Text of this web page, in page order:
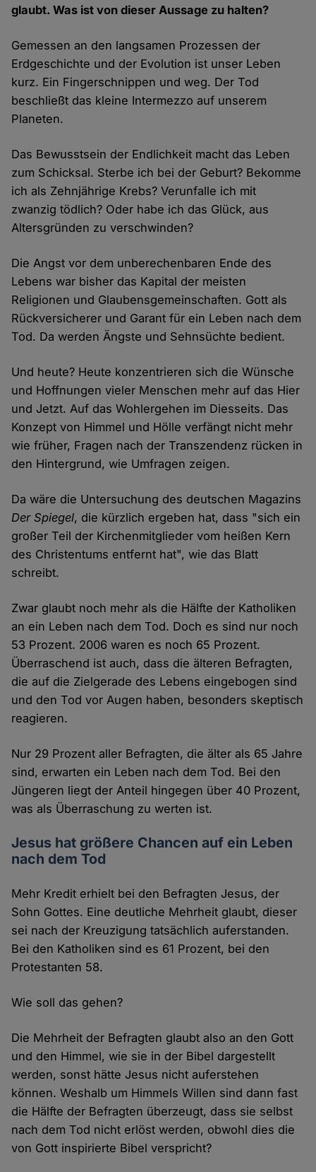
glaubt. Was ist von dieser Aussage zu halten?
Gemessen an den langsamen Prozessen der
Erdgeschichte und der Evolution ist unser Leben
kurz. Ein Fingerschnippen und weg. Der Tod
beschließt das kleine Intermezzo auf unserem
Planeten.
Das Bewusstsein der Endlichkeit macht das Leben
zum Schicksal. Sterbe ich bei der Geburt? Bekomme
ich als Zehnjährige Krebs? Verunfalle ich mit
zwanzig tödlich? Oder habe ich das Glück, aus
Altersgründen zu verschwinden?
Die Angst vor dem unberechenbaren Ende des
Lebens war bisher das Kapital der meisten
Religionen und Glaubensgemeinschaften. Gott als
Rückversicherer und Garant für ein Leben nach dem
Tod. Da werden Ängste und Sehnsüchte bedient.
Und heute? Heute konzentrieren sich die Wünsche
und Hoffnungen vieler Menschen mehr auf das Hier
und Jetzt. Auf das Wohlergehen im Diesseits. Das
Konzept von Himmel und Hölle verfängt nicht mehr
wie früher, Fragen nach der Transzendenz rücken in
den Hintergrund, wie Umfragen zeigen.
Da wäre die Untersuchung des deutschen Magazins
Der Spiegel, die kürzlich ergeben hat, dass "sich ein
großer Teil der Kirchenmitglieder vom heißen Kern
des Christentums entfernt hat", wie das Blatt
schreibt.
Zwar glaubt noch mehr als die Hälfte der Katholiken
an ein Leben nach dem Tod. Doch es sind nur noch
53 Prozent. 2006 waren es noch 65 Prozent.
Überraschend ist auch, dass die älteren Befragten,
die auf die Zielgerade des Lebens eingebogen sind
und den Tod vor Augen haben, besonders skeptisch
reagieren.
Nur 29 Prozent aller Befragten, die älter als 65 Jahre
sind, erwarten ein Leben nach dem Tod. Bei den
Jüngeren liegt der Anteil hingegen über 40 Prozent,
was als Überraschung zu werten ist.
Jesus hat größere Chancen auf ein Leben
nach dem Tod
Mehr Kredit erhielt bei den Befragten Jesus, der
Sohn Gottes. Eine deutliche Mehrheit glaubt, dieser
sei nach der Kreuzigung tatsächlich auferstanden.
Bei den Katholiken sind es 61 Prozent, bei den
Protestanten 58.
Wie soll das gehen?
Die Mehrheit der Befragten glaubt also an den Gott
und den Himmel, wie sie in der Bibel dargestellt
werden, sonst hätte Jesus nicht auferstehen
können. Weshalb um Himmels Willen sind dann fast
die Hälfte der Befragten überzeugt, dass sie selbst
nach dem Tod nicht erlöst werden, obwohl dies die
von Gott inspirierte Bibel verspricht?